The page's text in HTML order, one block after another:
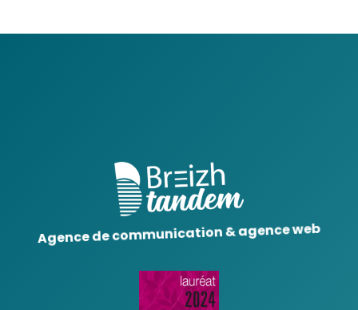
Agence de communication & agence web